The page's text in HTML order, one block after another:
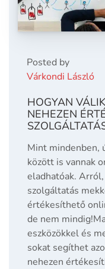
Posted by
Várkondi László
HOGYAN
NEHEZEN
Mint mindenben,
között is vannak
eladhatóak.
szolgáltatás
értékesíthető
de nem
eszközökkel és
sokat segíthet
nehezen